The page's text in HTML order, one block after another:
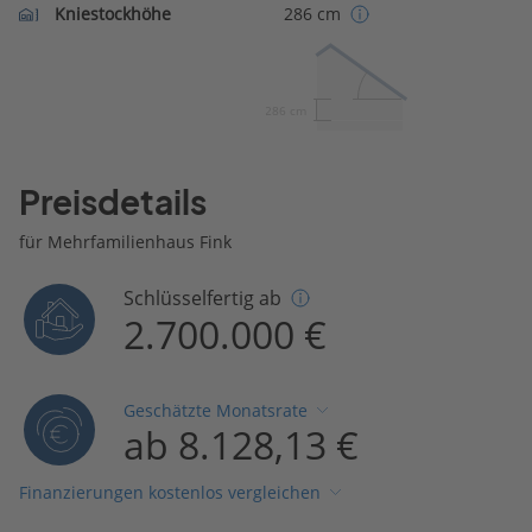
Kniestockhöhe 286 cm
Preisdetails
für Mehrfamilienhaus Fink
Schlüsselfertig ab
2.700.000 €
Geschätzte Monatsrate
ab 8.128,13 €
Finanzierungen kostenlos vergleichen